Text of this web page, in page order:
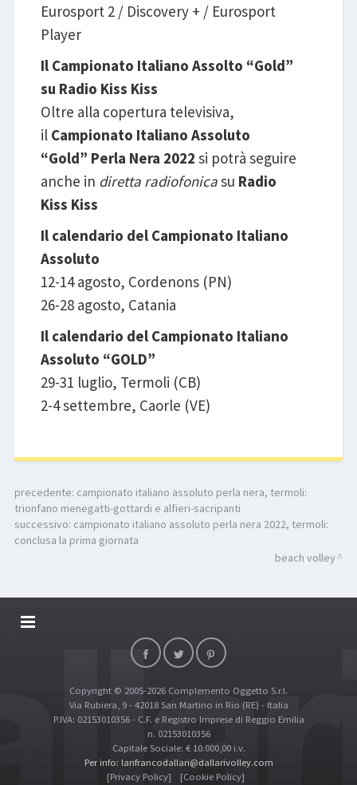
Eurosport 2 / Discovery + / Eurosport
Player
Il Campionato Italiano Assolto “Gold”
su Radio Kiss Kiss
Oltre alla copertura televisiva,
il Campionato Italiano Assoluto
“Gold” Perla Nera 2022 si potrà seguire
anche in diretta radiofonicasu Radio
Kiss Kiss
Il calendario del Campionato Italiano
Assoluto
12-14 agosto, Cordenons (PN)
26-28 agosto, Catania
Il calendario del Campionato Italiano
Assoluto “GOLD”
29-31 luglio, Termoli (CB)
2-4 settembre, Caorle (VE)
precedente: campionato italiano assoluto perla nera, termoli:
trionfano menegatti-gottardi e alfieri-sacripanti
successivo: campionato italiano assoluto perla nera 2022, termoli:
conclusa la prima giornata
beach volley
DALLARIVOLLEY SOSTIENE
TOP RICERCHE
SITE MAP
Copyright © 2005-2026 Complemento Oggetto S.r.l.
Via Rubiera, 9 - 42018 San Martino in Rio (RE) - Italia
P.IVA: 02153010356 - C.F. e Registro Imprese di Reggio Emilia
n. 02153010356
Capitale Sociale: € 10.000,00 i.v.
Per info: lanfrancodallari@dallarivolley.com
[Privacy Policy]
[Cookie Policy]